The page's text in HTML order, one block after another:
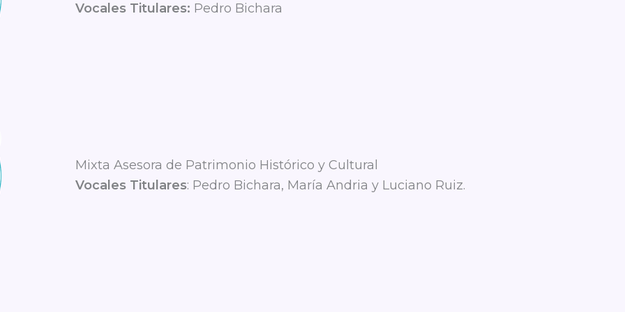
Vocales Titulares: Pedro Bichara
Mixta Asesora de Patrimonio Histórico y Cultural
Vocales Titulares: Pedro Bichara, María Andria y Luciano Ruiz.